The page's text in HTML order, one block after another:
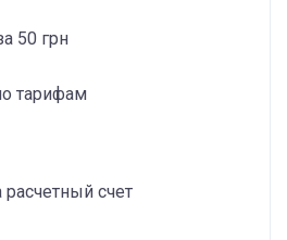
50 грн
тарифам
расчетный счет